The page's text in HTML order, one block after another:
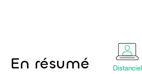
En résumé Distanciel